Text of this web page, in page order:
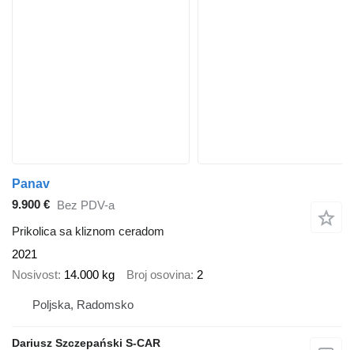
Panav
9.900 € Bez PDV-a
Prikolica sa kliznom ceradom
2021
Nosivost 14.000 kg Broj osovina 2
Poljska, Radomsko
Dariusz Szczepański S-CAR